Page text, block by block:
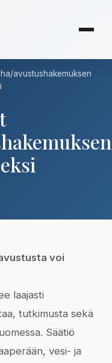
avustushakemuksen
voi
laajasti
tutkimusta sekä
Säätiö
vesi- ja